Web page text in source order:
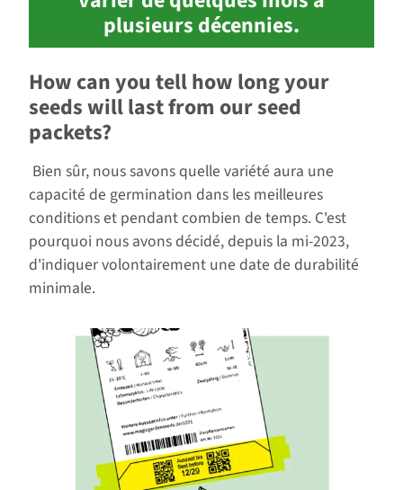
plusieurs décennies.
How can you tell how long your
seeds will last from our seed
packets?
Bien sûr, nous savons quelle variété aura une
capacité de germination dans les meilleures
conditions et pendant combien de temps. C'est
pourquoi nous avons décidé, depuis la mi-2023,
d'indiquer volontairement une date de durabilité
minimale.